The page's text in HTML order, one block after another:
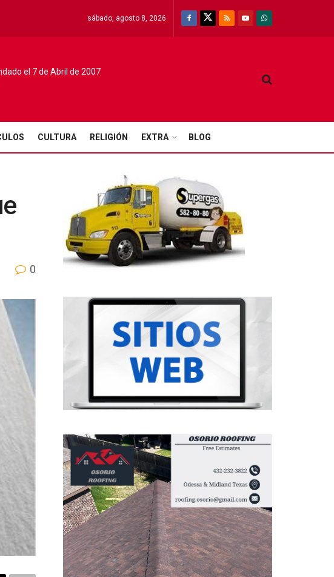
sábado, agosto 8, 2026
el 7 de Abril de 2007
CULTURA RELIGIÓN EXTRA BLOG
0